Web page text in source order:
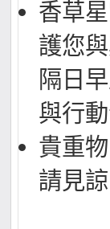
香草
護您
隔日
與行
貴重
請見諒